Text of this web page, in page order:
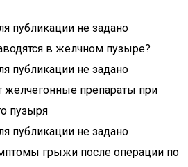
в желчном пузыре?
желчегонные препараты при
пузыря
грыжи после операции по